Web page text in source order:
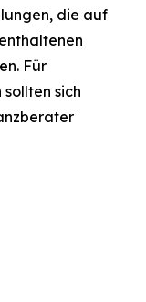
die auf
Für
sich